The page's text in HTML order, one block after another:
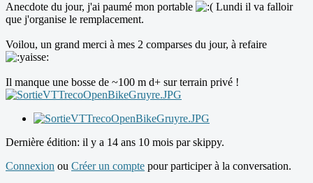
Anecdote du jour, j'ai paumé mon portable
Lundi il va falloir
que j'organise le remplacement.
Voilou, un grand merci à mes 2 comparses du jour, à refaire
Il manque une bosse de ~100 m d+ sur terrain privé !
Dernière édition: il y a 14 ans 10 mois parskippy.
Connexion ou Créer un compte pour participer à la conversation.